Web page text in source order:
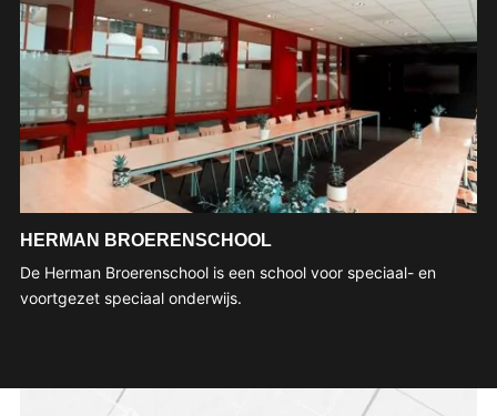
HERMAN BROERENSCHOOL
De Herman Broerenschool is een school voor speciaal- en
voortgezet speciaal onderwijs.